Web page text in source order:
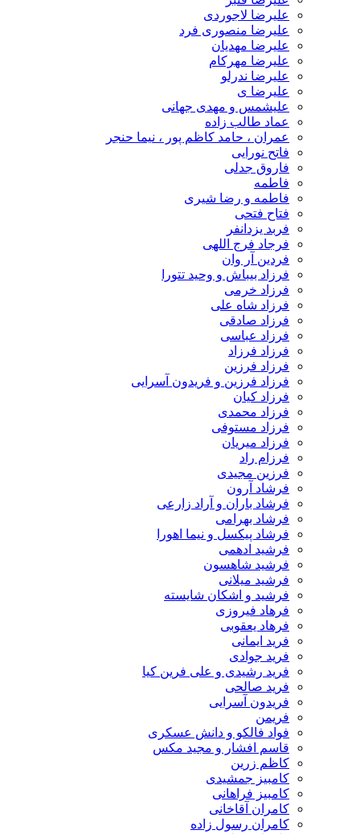
علیرضا لاجوردی
علیرضا منصوری فرد
علیرضا مهدیان
علیرضا مهرکام
علیرضا ندرلو
علیرضا ی
علیشمس و مهدی جهانی
عماد طالب زاده
عمران ، حامد کاظم پور ، نیما حنجر
فاتح نورایی
فاروق جدلی
فاطمه
فاطمه و رضا شیری
فتاح فتحی
فربد یزدانفر
فرجاد فرج اللهی
فردین آر وان
فرزاد بیباش و وحید تتورا
فرزاد خرمی
فرزاد شاه علی
فرزاد صادقی
فرزاد عباسی
فرزاد فرزاد
فرزاد فرزین
فرزاد فرزین و فریدون آسرایی
فرزاد کیان
فرزاد محمدی
فرزاد مستوفی
فرزاد میریان
فرزام راد
فرزین مجیدی
فرشاد آرون
فرشاد باران و آراد زارعی
فرشاد بهرامی
فرشاد پیکسل و نیما اهورا
فرشید ادهمی
فرشید شاهسون
فرشید میلانی
فرشید و اشکان شایسته
فرهاد فیروزی
فرهاد یعقوبی
فرید ایمانی
فرید جوادی
فرید رشیدی و علی فرین کیا
فرید صالحی
فریدون آسرایی
فریمن
فواد فالکو و دانش عسکری
قاسم افشار و مجید مکس
کاظم زرین
کامبیز جمشیدی
کامبیز فراهانی
کامران آقاخانی
کامران رسول زاده